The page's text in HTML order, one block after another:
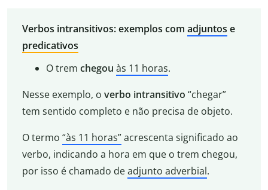
Verbos intransitivos: exemplos com adjuntos e
predicativos
O trem chegou às 11 horas.
Nesse exemplo, o verbo intransitivo “chegar”
tem sentido completo e não precisa de objeto.
O termo “às 11 horas”acrescenta significado ao
verbo, indicando a hora em que o trem chegou,
por isso é chamado deadjunto adverbial.